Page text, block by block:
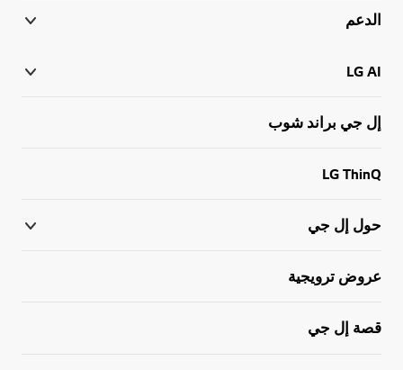
الدعم
LG AI
إل جي براند شوب
LG ThinQ
حول إل جي
عروض ترويجية
قصة إل جي